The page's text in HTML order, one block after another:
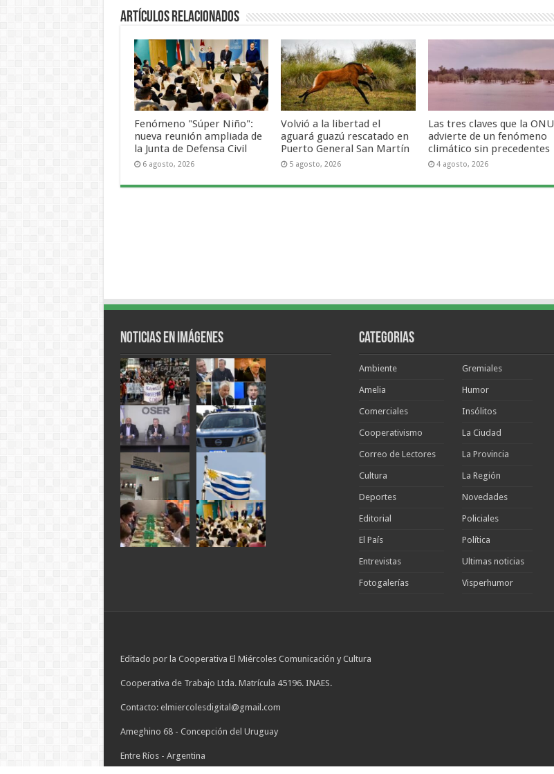
Artículos Relacionados
Fenómeno "Súper Niño":
nueva reunión ampliada de
la Junta de Defensa Civil
6 agosto, 2026
Volvió a la libertad el
aguará guazú rescatado en
Puerto General San Martín
5 agosto, 2026
Las tres claves que la ONU
advierte de un fenómeno
climático sin precedentes
4 agosto, 2026
Noticias en Imágenes Categorias
Ambiente
Amelia
Comerciales
Cooperativismo
Correo de Lectores
Cultura
Deportes
Editorial
El País
Entrevistas
Fotogalerías
Gremiales
Humor
Insólitos
La Ciudad
La Provincia
La Región
Novedades
Policiales
Política
Ultimas noticias
Visperhumor
Editado por la Cooperativa El Miércoles Comunicación y Cultura
Cooperativa de Trabajo Ltda. Matrícula 45196. INAES.
Contacto: elmiercolesdigital@gmail.com
Ameghino 68 - Concepción del Uruguay
Entre Ríos - Argentina